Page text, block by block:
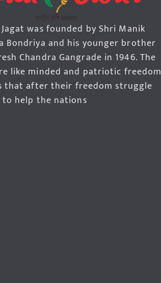
was founded by Shri Manik
Bondriya and his younger brother
Chandra Gangrade in 1946. The
like minded and patriotic freedom
that after their freedom struggle
help the nations